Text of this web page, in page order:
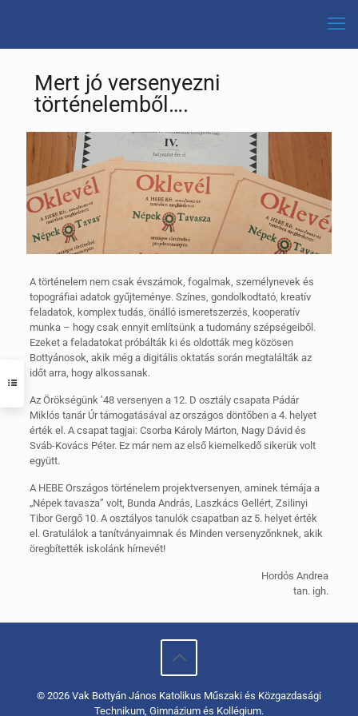
Mert jó versenyezni
történelemből….
A történelem nem csak évszámok, fogalmak, személynevek és
topográfiai adatok gyűjteménye. Színes, gondolkodtató, kreatív
feladatok, komplex tudás, önálló ismeretszerzés, kooperatív
munka – hogy csak ennyit említsünk a tudomány szépségeiből.
Ezeket a feladatokat próbálták ki és oldották meg közösen
Bottyánosok, akik még a digitális oktatás során megtalálták az
időt arra, hogy alkossanak.
Az Örökségünk ’48 versenyen a 12. D osztály csapata Pádár
Miklós tanár Úr támogatásával az országos döntőben a 4. helyet
érték el. A csapat tagjai: Csorba Károly Márton, Nagy Dávid és
Sváb-Kovács Péter. Ez már nem az első kiemelkedő sikerük volt
együtt.
A HEBE Országos történelem projektversenyen, aminek témája a
„Népek tavasza” volt, Bunda András, Laszkács Gellért, Zsilinyi
Tibor Gergő 10. A osztályos tanulók csapatban az 5. helyet érték
el. Gratulálok a tanítványaimnak és Minden versenyzőnknek, akik
öregbítették iskolánk hírnevét!
Hordós Andrea
tan. igh.
© 2026 Vak Bottyán János Katolikus Műszaki és Közgazdasági
Technikum, Gimnázium és Kollégium.